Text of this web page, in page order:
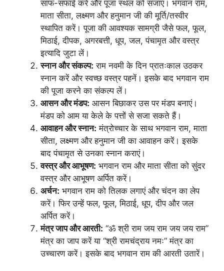
साफ-सफाई करें और पूजा स्थल को सजाएं। भगवान राम,
माता सीता, लक्ष्मण और हनुमान जी की मूर्ति/तस्वीर
स्थापित करें। पूजा की आवश्यक सामग्री जैसे फल, फूल,
मिठाई, दीपक, अगरबत्ती, धूप, जल, पंचामृत और वस्त्र
इत्यादि जुटा लें।
स्नान और संकल्प: राम नवमी के दिन प्रातःकाल उठकर
स्नान करें और स्वच्छ वस्त्र पहनें। इसके बाद भगवान राम
की पूजा करने का संकल्प लें।
आसन और मंडप: आसन बिछाकर उस पर मंडप बनाएं।
मंडप को आम या केले के पत्तों से सजा सकते हैं।
आवाहन और स्नान: मंत्रोच्चार के साथ भगवान राम, माता
सीता, लक्ष्मण और हनुमान जी का आवाहन करें। इसके
बाद पंचामृत से उनका स्नान कराएं।
वस्त्र और आभूषण: भगवान राम और माता सीता को सुंदर
वस्त्र और आभूषण अर्पित करें।
अर्चन: भगवान राम को तिलक लगाएं और चंदन का लेप
करें। फिर उन्हें फल, फूल, मिठाई, धूप, दीप और जल
अर्पित करें।
मंत्र जाप और आरती: “ॐ श्री राम जय राम जय जय राम”
मंत्र का जाप करें या “श्री रामचंद्राय नमः” मंत्र का
उच्चारण करें। इसके बाद भगवान राम की आरती उतारें।